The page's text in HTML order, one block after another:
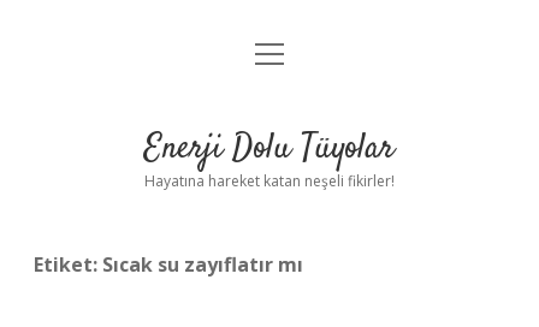
Anasayfa
Yasal Uyarı
menüyü
Enerji Dolu Tüyolar
Hayatına hareket katan neşeli fikirler!
Etiket: Sıcak su zayıflatır mı